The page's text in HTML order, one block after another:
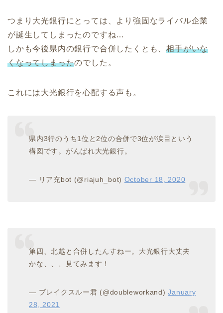
つまり大光銀行にとっては、より強固なライバル企業
が誕生してしまったのですね…
しかも今後県内の銀行で合併したくとも、相手がいな
くなってしまったのでした。
これには大光銀行を心配する声も。
県内3行のうち1位と2位の合併で3位が涙目という
構図です。がんばれ大光銀行。
— リア充bot (@riajuh_bot) October 18, 2020
第四、北越と合併したんすねー。大光銀行大丈夫
かな、、、見てみます！
— ブレイクスルー君 (@doubleworkand)January
28, 2021